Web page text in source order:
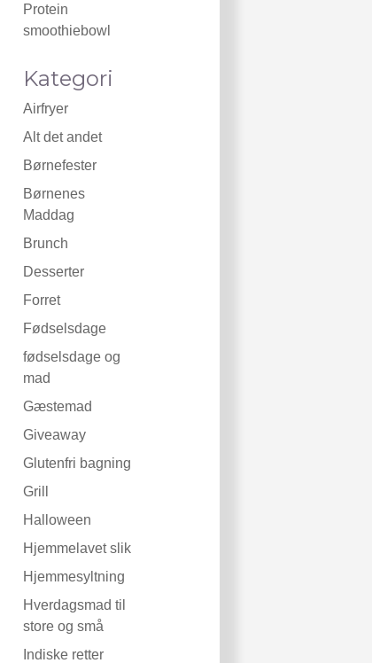
Protein
smoothiebowl
Kategori
Airfryer
Alt det andet
Børnefester
Børnenes
Maddag
Brunch
Desserter
Forret
Fødselsdage
fødselsdage og
mad
Gæstemad
Giveaway
Glutenfri bagning
Grill
Halloween
Hjemmelavet slik
Hjemmesyltning
Hverdagsmad til
store og små
Indiske retter